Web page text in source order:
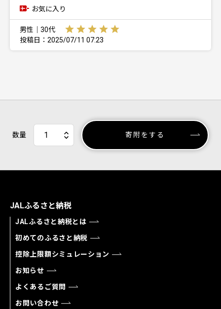
お気に入り
男性｜30代
投稿日：2025/07/11 07:23
数量 寄附をする
JALふるさと納税
JALふるさと納税とは
初めてのふるさと納税
控除上限額シミュレーション
お知らせ
よくあるご質問
お問い合わせ